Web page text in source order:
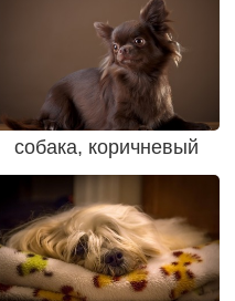
собака, коричневый